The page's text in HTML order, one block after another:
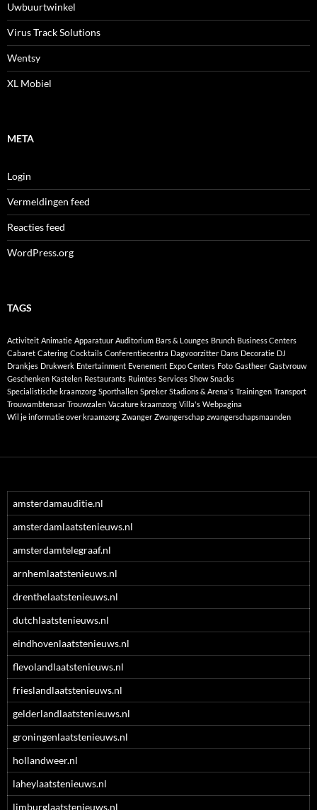
Uwbuurtwinkel
Virus Track Solutions
Wentsy
XL Mobiel
META
Login
Vermeldingen feed
Reacties feed
WordPress.org
TAGS
Activiteit Animatie Apparatuur Auditorium Bars & Lounges Brunch Business Centers
Cabaret Catering Cocktails Conferentiecentra Dagvoorzitter Dans Decoratie DJ
Drankjes Drukwerk Entertainment Evenement Expo Centers Foto Gastheer Gastvrouw
Geschenken Kastelen Restaurants Ruimtes Services Show Snacks
Specialistische kraamzorg Sporthallen Spreker Stadions & Arena's Trainingen Transport
Trouwambtenaar Trouwzalen Vacature kraamzorg Villa's Webpagina
Wil je informatie over kraamzorg Zwanger Zwangerschap zwangerschapsmaanden
amsterdamauditie.nl
amsterdamlaatstenieuws.nl
amsterdamtelegraaf.nl
arnhemlaatstenieuws.nl
drenthelaatstenieuws.nl
dutchlaatstenieuws.nl
eindhovenlaatstenieuws.nl
flevolandlaatstenieuws.nl
frieslandlaatstenieuws.nl
gelderlandlaatstenieuws.nl
groningenlaatstenieuws.nl
hollandweer.nl
laheylaatstenieuws.nl
limburglaatstenieuws.nl